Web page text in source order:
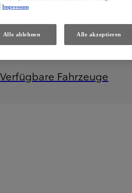
Verfügbare Fahrzeuge
Impressum
Alle ablehnen Alle akzeptieren